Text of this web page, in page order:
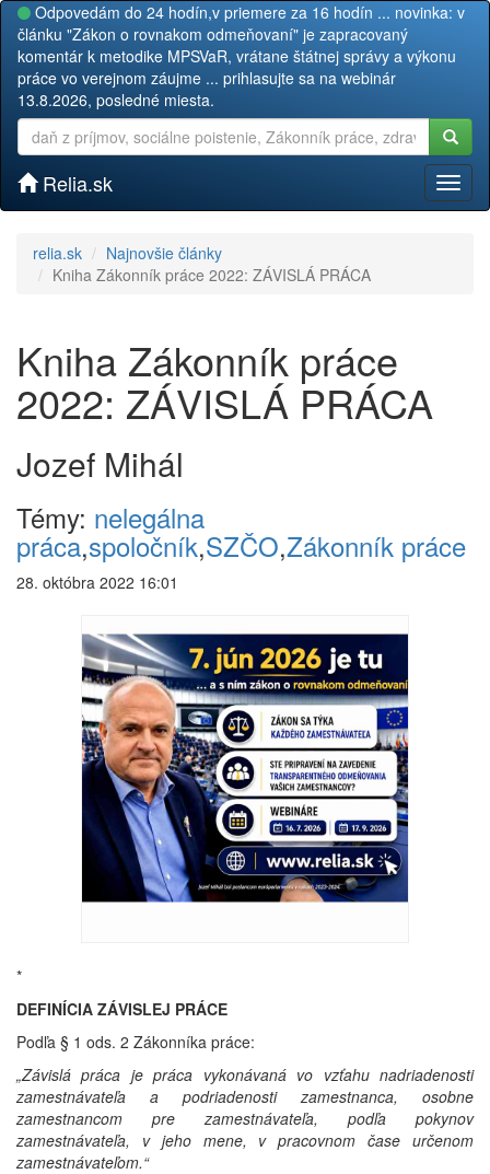
Odpovedám do 24 hodín,v priemere za 16 hodín ... novinka: v
článku "Zákon o rovnakom odmeňovaní" je zapracovaný
komentár k metodike MPSVaR, vrátane štátnej správy a výkonu
práce vo verejnom záujme ... prihlasujte sa na webinár
13.8.2026, posledné miesta.
Relia.sk
relia.sk
Najnovšie články
Kniha Zákonník práce 2022: ZÁVISLÁ PRÁCA
Kniha Zákonník práce
2022: ZÁVISLÁ PRÁCA
Jozef Mihál
Témy: nelegálna
práca,spoločník,SZČO,Zákonník práce
28. októbra 2022 16:01
*
DEFINÍCIA ZÁVISLEJ PRÁCE
Podľa § 1 ods. 2 Zákonníka práce:
„Závislá práca je práca vykonávaná vo vzťahu nadriadenosti
zamestnávateľa a podriadenosti zamestnanca, osobne
zamestnancom pre zamestnávateľa, podľa pokynov
zamestnávateľa, v jeho mene, v pracovnom čase určenom
zamestnávateľom.“